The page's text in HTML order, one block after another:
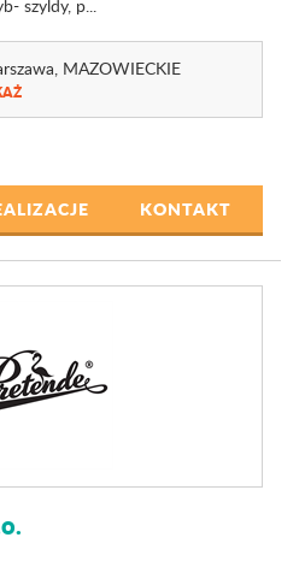
szyldy, p...
MAZOWIECKIE
KONTAKT